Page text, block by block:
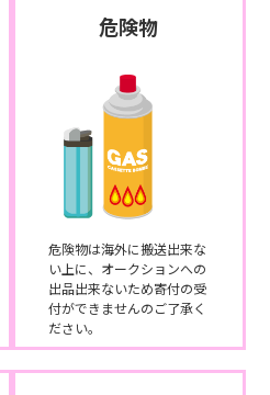
危険物
危険物は海外に搬送出来な
い上に、オークションへの
出品出来ないため寄付の受
付ができませんのご了承く
ださい。